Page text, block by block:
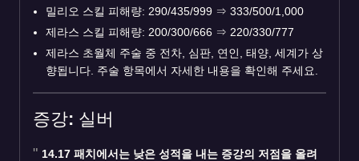
밀리오 스킬 피해량: 290/435/999 ⇒ 333/500/1,000
제라스 스킬 피해량: 200/300/666 ⇒ 220/330/777
제라스 초월체 주술 중 전차, 심판, 연인, 태양, 세계가 상
향됩니다. 주술 항목에서 자세한 내용을 확인해 주세요.
증강: 실버
14.17 패치에서는 낮은 성적을 내는 증강의 저점을 올려